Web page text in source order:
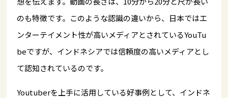
のも特徴です。このような認識の違いから、日本ではエ
ンターテイメント性が高いメディアとされているYouTu
beですが、インドネシアでは信頼度の高いメディアとし
て認知されているのです。
Youtuberを上手に活用している好事例として、インドネ